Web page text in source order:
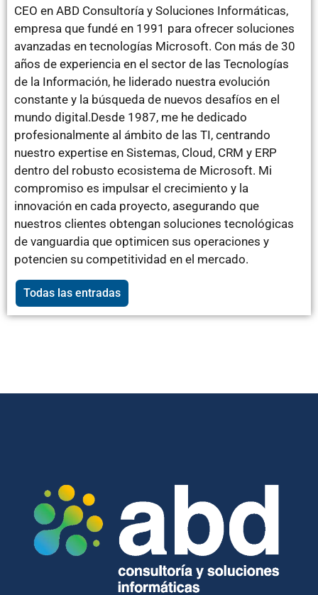
CEO en ABD Consultoría y Soluciones Informáticas,
empresa que fundé en 1991 para ofrecer soluciones
avanzadas en tecnologías Microsoft. Con más de 30
años de experiencia en el sector de las Tecnologías
de la Información, he liderado nuestra evolución
constante y la búsqueda de nuevos desafíos en el
mundo digital.Desde 1987, me he dedicado
profesionalmente al ámbito de las TI, centrando
nuestro expertise en Sistemas, Cloud, CRM y ERP
dentro del robusto ecosistema de Microsoft. Mi
compromiso es impulsar el crecimiento y la
innovación en cada proyecto, asegurando que
nuestros clientes obtengan soluciones tecnológicas
de vanguardia que optimicen sus operaciones y
potencien su competitividad en el mercado.
Todas las entradas